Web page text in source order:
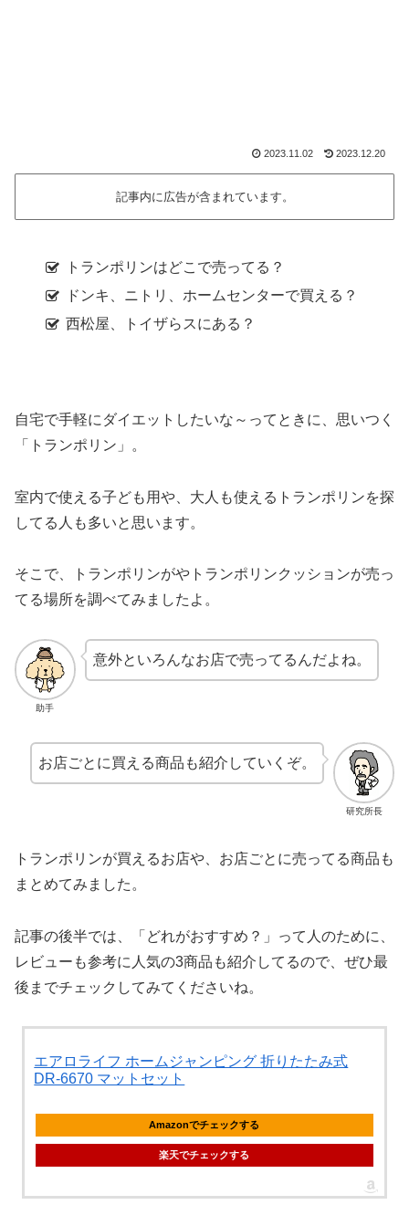
2023.11.02 2023.12.20
記事内に広告が含まれています。
トランポリンはどこで売ってる？
ドンキ、ニトリ、ホームセンターで買える？
西松屋、トイザらスにある？
自宅で手軽にダイエットしたいな～ってときに、思いつく
「トランポリン」。
室内で使える子ども用や、大人も使えるトランポリンを探
してる人も多いと思います。
そこで、トランポリンがやトランポリンクッションが売っ
てる場所を調べてみましたよ。
助手
意外といろんなお店で売ってるんだよね。
研究所長
お店ごとに買える商品も紹介していくぞ。
トランポリンが買えるお店や、お店ごとに売ってる商品も
まとめてみました。
記事の後半では、「どれがおすすめ？」って人のために、
レビューも参考に人気の3商品も紹介してるので、ぜひ最
後までチェックしてみてくださいね。
エアロライフ ホームジャンピング 折りたたみ式
DR-6670 マットセット
Amazonでチェックする
楽天でチェックする